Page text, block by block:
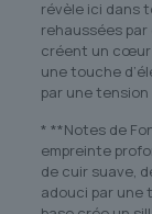
révèle ici dans
rehaussées
créent un cœur
une touche
par une
* **Notes de
empreinte
de cuir suave,
adouci par une